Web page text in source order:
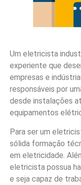
Um eletricista
experiente que
empresas e
responsáveis por
desde instalações
equipamentos
Para ser um
sólida formação
em eletricidade.
eletricista possua
e seja capaz de